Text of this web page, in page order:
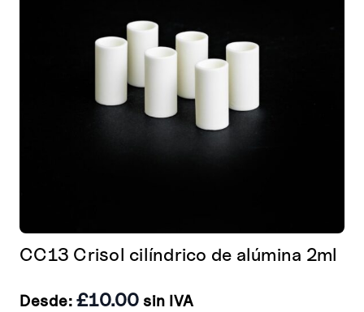
CC13 Crisol cilíndrico de alúmina 2ml
Desde: £10.00 sin IVA